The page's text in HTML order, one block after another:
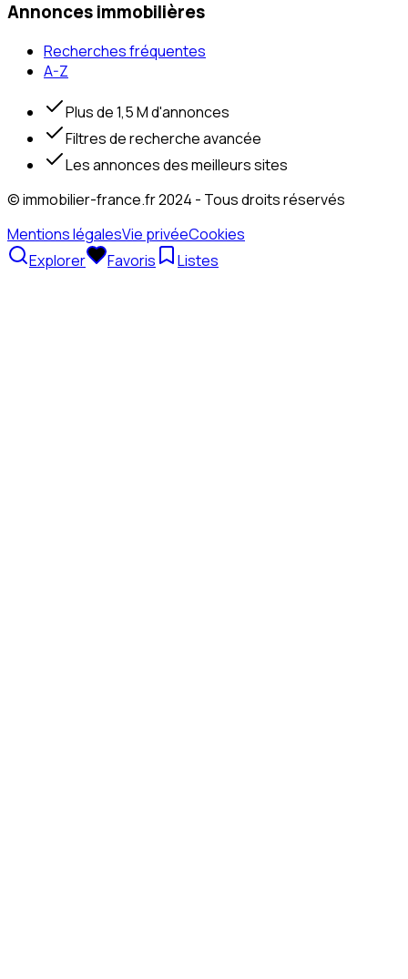
Annonces immobilières
Recherches fréquentes
A-Z
Plus de 1,5 M d'annonces
Filtres de recherche avancée
Les annonces des meilleurs sites
© immobilier-france.fr 2024 - Tous droits réservés
Mentions légalesVie privéeCookies
Explorer
Favoris Listes